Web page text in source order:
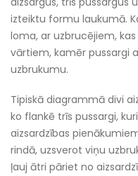
izteiktu formu laukumā.
loma, ar uzbrucējiem,
vārtiem, kamēr pussargi
uzbrukumu.
Tipiskā diagrammā divi
ko flankē trīs pussargi,
aizsardzības
rindā, uzsverot viņu
ļauj ātri pāriet no